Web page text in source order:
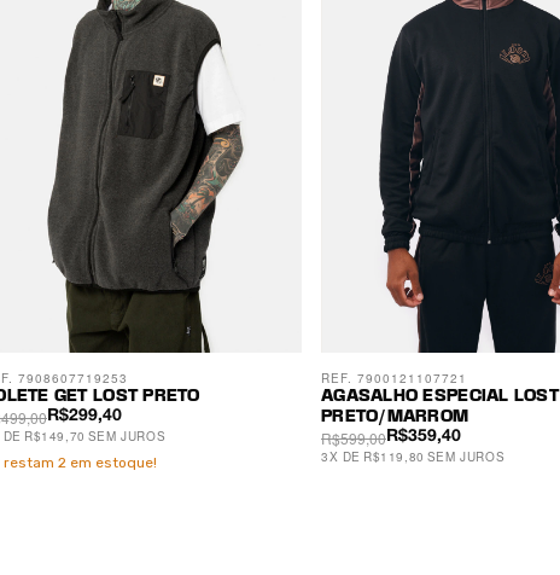
GET LOST PRETO
R$299,40
DE R$149,70 SEM JUROS
7908607719253
restam 2 em estoque!
AGASALHO ESPECIAL LOST
PRETO/MARROM
R$359,40
R$599,00
3X DE R$119,80 SEM JUROS
REF. 7900121107721